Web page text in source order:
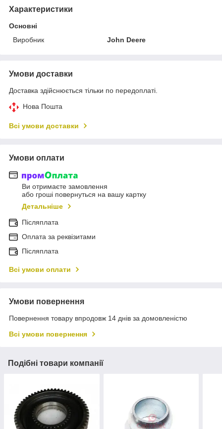
Характеристики
Основні
Виробник
John Deere
Умови доставки
Доставка здійснюється тільки по передоплаті.
Нова Пошта
Всі умови доставки
Умови оплати
Ви отримаєте замовлення
або гроші повернуться на вашу картку
Детальніше
Післяплата
Оплата за реквізитами
Післяплата
Всі умови оплати
Умови повернення
Повернення товару впродовж 14 днів за домовленістю
Всі умови повернення
Подібні товари компанії